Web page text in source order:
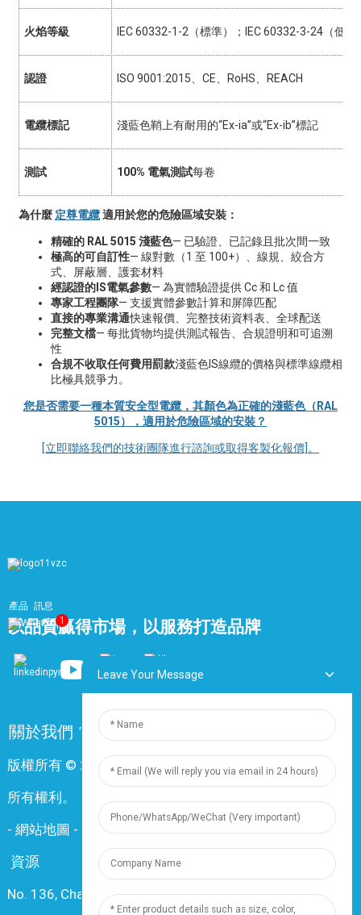
火焰等級 IEC 60332-1-2（標準）；IEC 60332-3-24（低
認證 ISO 9001:2015、CE、RoHS、REACH
電纜標記 淺藍色鞘上有耐用的“Ex-ia”或“Ex-ib”標記
測試 100% 電氣測試每卷
為什麼 定尊電纜適用於您的危險區域安裝：
精確的 RAL 5015 淺藍色— 已驗證、已記錄且批次間一致
極高的可自訂性— 線對數（1 至 100+）、線規、絞合方
式、屏蔽層、護套材料
經認證的IS電氣參數— 為實體驗證提供 Cc 和 Lc 值
專家工程團隊— 支援實體參數計算和屏障匹配
直接的專業溝通快速報價、完整技術資料表、全球配送
完整文檔— 每批貨物均提供測試報告、合規證明和可追溯
性
合規不收取任何費用罰款淺藍色IS線纜的價格與標準線纜相
比極具競爭力。
您是否需要一種本質安全型電纜，其顏色為正確的淺藍色（RAL
5015），適用於危險區域的安裝？
[立即聯絡我們的技術團隊進行諮詢或取得客製化報價]。
產品 訊息
以品質贏得市場，以服務打造品牌
關於我們 常問問題
版權所有 © 2024 上海鼎尊電氣電纜股份有限公司。保留
所有權利。
- 網站地圖 - Resource
資源
No. 136, Changxiang Rd., Nanxiang Town, 201802,
1
Leave Your Message